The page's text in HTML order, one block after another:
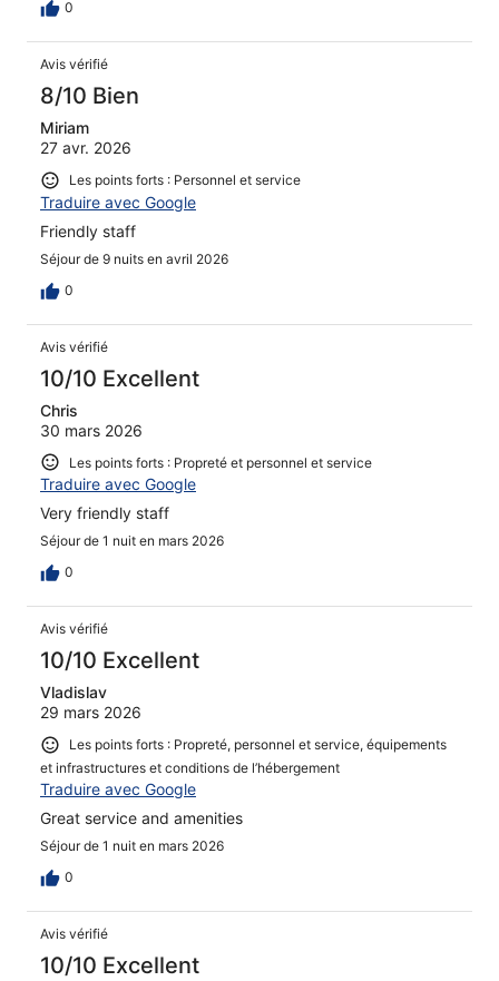
0
Avis vérifié
8/10 Bien
Miriam
27 avr. 2026
Les points forts : Personnel et service
Traduire avec Google
Friendly staff
Séjour de 9 nuits en avril 2026
0
Avis vérifié
10/10 Excellent
Chris
30 mars 2026
Les points forts : Propreté et personnel et service
Traduire avec Google
Very friendly staff
Séjour de 1 nuit en mars 2026
0
Avis vérifié
10/10 Excellent
Vladislav
29 mars 2026
Les points forts : Propreté, personnel et service, équipements
et infrastructures et conditions de l’hébergement
Traduire avec Google
Great service and amenities
Séjour de 1 nuit en mars 2026
0
Avis vérifié
10/10 Excellent